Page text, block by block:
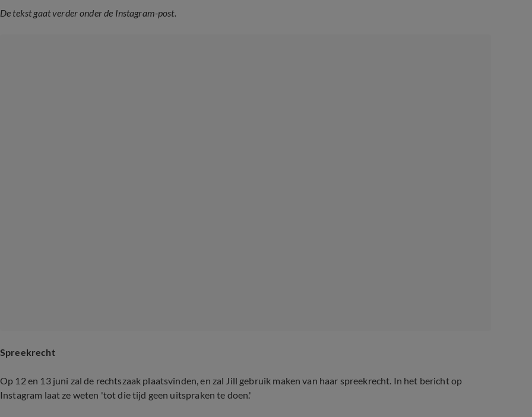
De tekst gaat verder onder de Instagram-post.
Spreekrecht
Op 12 en 13 juni zal de rechtszaak plaatsvinden, en zal Jill gebruik maken van haar spreekrecht. In het bericht op
Instagram laat ze weten 'tot die tijd geen uitspraken te doen.'